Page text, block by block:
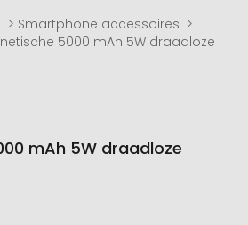
Smartphone accessoires
5000 mAh 5W draadloze
mAh 5W draadloze